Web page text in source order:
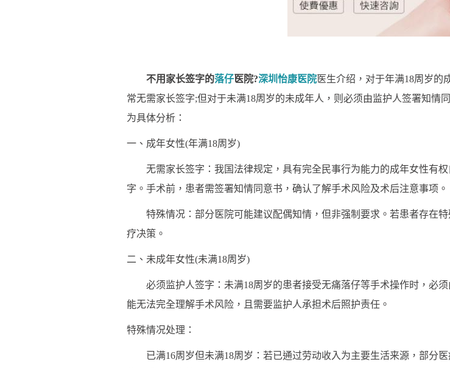
不用家长签字的落仔医院?深圳怡康医院医生介绍，对于年满18周岁的
常无需家长签字;但对于未满18周岁的未成年人，则必须由监护人签署知情
为具体分析：
一、成年女性(年满18周岁)
无需家长签字：我国法律规定，具有完全民事行为能力的成年女性有权
字。手术前，患者需签署知情同意书，确认了解手术风险及术后注意事项。
特殊情况：部分医院可能建议配偶知情，但非强制要求。若患者存在特
疗决策。
二、未成年女性(未满18周岁)
必须监护人签字：未满18周岁的患者接受无痛落仔等手术操作时，必须
能无法完全理解手术风险，且需要监护人承担术后照护责任。
特殊情况处理：
已满16周岁但未满18周岁：若已通过劳动收入为主要生活来源，部分